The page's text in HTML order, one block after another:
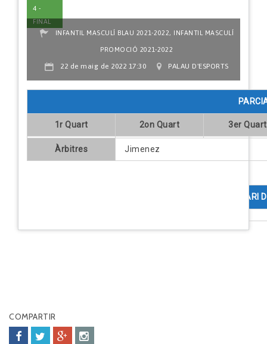
4 -
FINAL
INFANTIL MASCULÍ BLAU 2021-2022, INFANTIL MASCULÍ
PROMOCIÓ 2021-2022
22 de maig de 2022 17:30 PALAU D'ESPORTS
1r Quart 2on Quart 3er Quart
Àrbitres Jimenez
COMENTARI
COMPARTIR